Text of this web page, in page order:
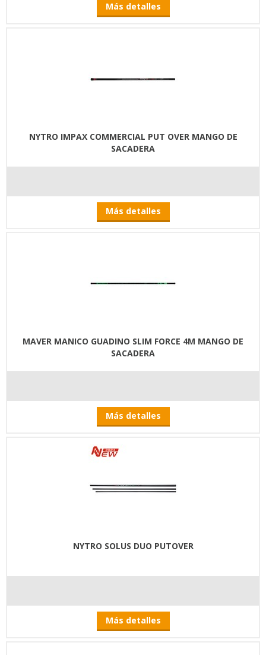
Más detalles
NYTRO IMPAX COMMERCIAL PUT OVER MANGO DE
SACADERA
Más detalles
MAVER MANICO GUADINO SLIM FORCE 4M MANGO DE
SACADERA
Más detalles
NYTRO SOLUS DUO PUTOVER
Más detalles